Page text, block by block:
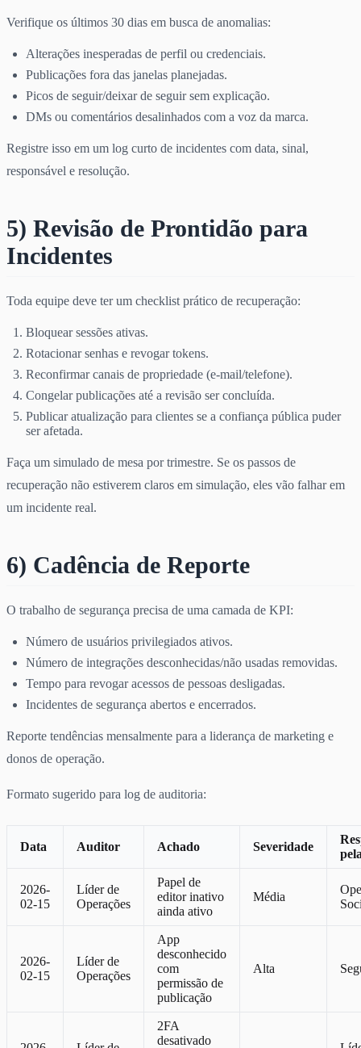
Verifique os últimos 30 dias em busca de anomalias:
Alterações inesperadas de perfil ou credenciais.
Publicações fora das janelas planejadas.
Picos de seguir/deixar de seguir sem explicação.
DMs ou comentários desalinhados com a voz da marca.
Registre isso em um log curto de incidentes com data, sinal,
responsável e resolução.
5) Revisão de Prontidão para
Incidentes
Toda equipe deve ter um checklist prático de recuperação:
Bloquear sessões ativas.
Rotacionar senhas e revogar tokens.
Reconfirmar canais de propriedade (e-mail/telefone).
Congelar publicações até a revisão ser concluída.
Publicar atualização para clientes se a confiança pública puder
ser afetada.
Faça um simulado de mesa por trimestre. Se os passos de
recuperação não estiverem claros em simulação, eles vão falhar em
um incidente real.
6) Cadência de Reporte
O trabalho de segurança precisa de uma camada de KPI:
Número de usuários privilegiados ativos.
Número de integrações desconhecidas/não usadas removidas.
Tempo para revogar acessos de pessoas desligadas.
Incidentes de segurança abertos e encerrados.
Reporte tendências mensalmente para a liderança de marketing e
donos de operação.
Formato sugerido para log de auditoria:
Data Auditor Achado Severidade
2026-
02-15
Líder de
Operações
Papel de
editor inativo
ainda ativo
Média
2026-
02-15
Líder de
Operações
App
desconhecido
com
permissão de
publicação
Alta
2FA
desativado